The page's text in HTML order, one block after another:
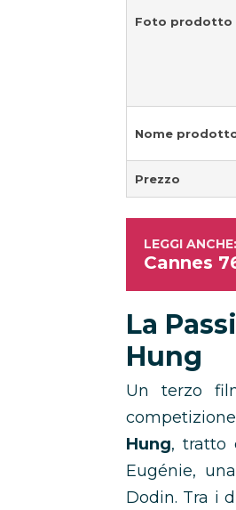
Foto prodotto
Nome
Prezzo
Cannes
La
Hung
Un terzo
Hung, tratto
Eugénie,
Dodin. Tra i